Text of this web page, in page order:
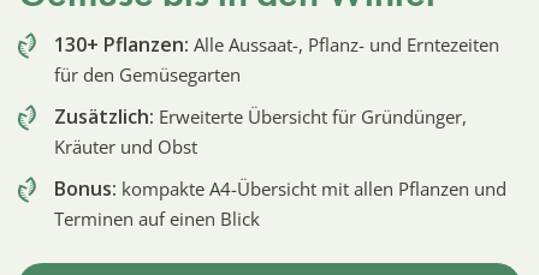
130+ Pflanzen: Alle Aussaat-, Pflanz- und Erntezeiten
für den Gemüsegarten
Zusätzlich: Erweiterte Übersicht für Gründünger,
Kräuter und Obst
Bonus: kompakte A4-Übersicht mit allen Pflanzen und
Terminen auf einen Blick